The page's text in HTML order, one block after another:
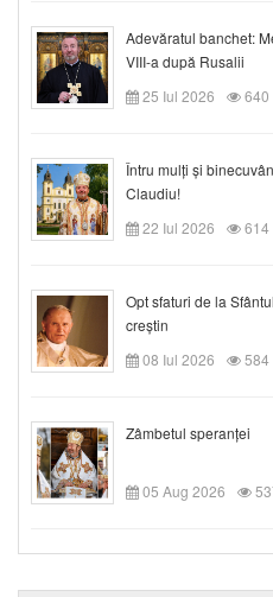
Adevăratul banchet:
VIII-a după Rusalii
25 Iul 2026
640
Întru mulți și
Claudiu!
22 Iul 2026
614
Opt sfaturi de la
creștin
08 Iul 2026
584
Zâmbetul speranței
05 Aug 2026